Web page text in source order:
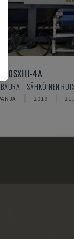
4A
- SÄHKÖINEN
2019